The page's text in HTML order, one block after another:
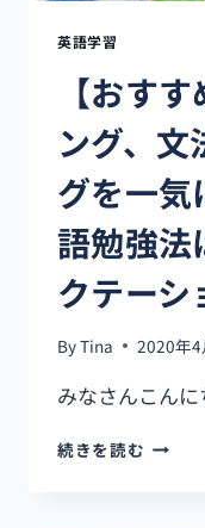
紹
介
OUT・
コ
レ
ク
ト
コ
ー
ル]
英語学習
【おす
ング、文
グを一気
語勉強法
クテーシ
ByTina 2020年4
みなさんこん
続きを読む 【お